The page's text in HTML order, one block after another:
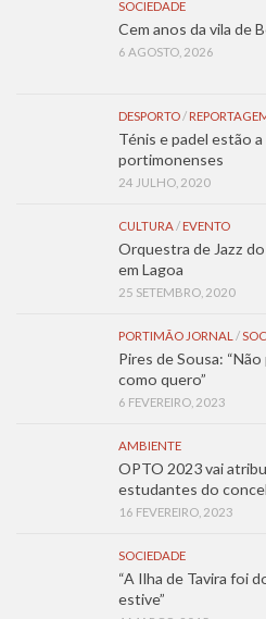
SOCIEDADE
Cem anos da vila de
6 AGOSTO, 2026
DESPORTO/
Ténis e padel estão
portimonenses
24 JULHO, 2020
CULTURA/ EVENTO
Orquestra de Jazz
em Lagoa
25 SETEMBRO, 2020
PORTIMÃO JORNAL /
Pires de Sousa:
como quero”
6 FEVEREIRO, 2023
AMBIENTE
OPTO 2023 vai
estudantes do
16 FEVEREIRO, 2023
SOCIEDADE
“A Ilha de Tavira foi
estive”